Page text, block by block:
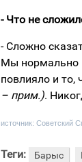
- Что не
- Сложно
Мы нормально
повлияло и то,
– прим.).
источник: Советский
Теги: Барыс